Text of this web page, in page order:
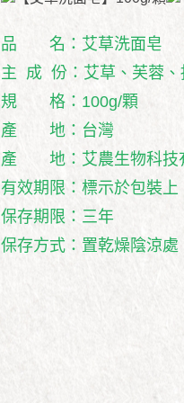
品 名：艾草洗面皂
主 成 份：艾草、芙蓉、
規 格：100g/顆
產 地：台灣
產 地：艾農生物科技
有效期限：標示於包裝上
保存期限：三年
保存方式：置乾燥陰涼